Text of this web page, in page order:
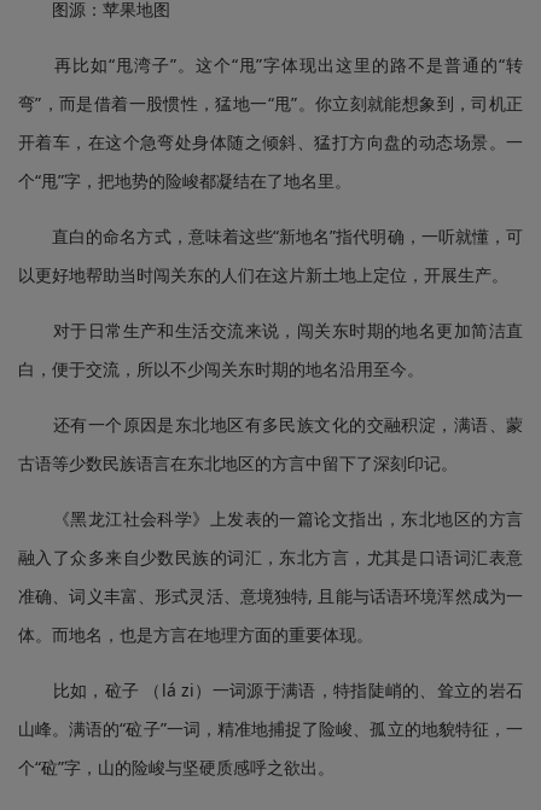
图源：苹果地图
再比如“甩湾子”。这个“甩”字体现出这里的路不是普通的“转
弯”，而是借着一股惯性，猛地一“甩”。你立刻就能想象到，司机正
开着车，在这个急弯处身体随之倾斜、猛打方向盘的动态场景。一
个“甩”字，把地势的险峻都凝结在了地名里。
直白的命名方式，意味着这些“新地名”指代明确，一听就懂，可
以更好地帮助当时闯关东的人们在这片新土地上定位，开展生产。
对于日常生产和生活交流来说，闯关东时期的地名更加简洁直
白，便于交流，所以不少闯关东时期的地名沿用至今。
还有一个原因是东北地区有多民族文化的交融积淀，满语、蒙
古语等少数民族语言在东北地区的方言中留下了深刻印记。
《黑龙江社会科学》上发表的一篇论文指出，东北地区的方言
融入了众多来自少数民族的词汇，东北方言，尤其是口语词汇表意
准确、词义丰富、形式灵活、意境独特, 且能与话语环境浑然成为一
体。而地名，也是方言在地理方面的重要体现。
比如，砬子 （lá zi）一词源于满语，特指陡峭的、耸立的岩石
山峰。满语的“砬子”一词，精准地捕捉了险峻、孤立的地貌特征，一
个“砬”字，山的险峻与坚硬质感呼之欲出。